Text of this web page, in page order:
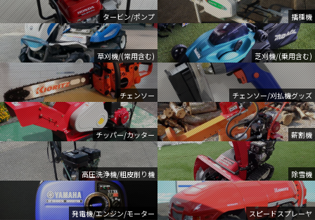
タービン/ポンプ 播種機
草刈機/(常用含む) 芝刈機/(乗用含む)
チェンソー チェンソー/刈払機グッズ
チッパー/カッター 薪割機
高圧洗浄機/粗皮削り機 除雪機
発電機/エンジン/モーター スピードスプレーヤ